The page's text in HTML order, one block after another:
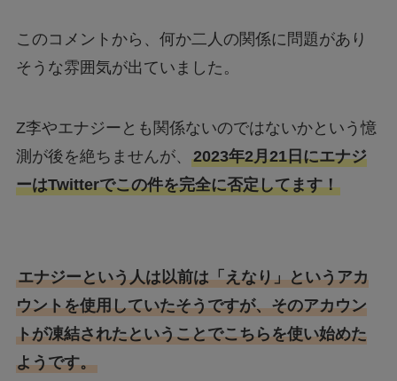
このコメントから、何か二人の関係に問題があり
そうな雰囲気が出ていました。
Z李やエナジーとも関係ないのではないかという憶
測が後を絶ちませんが、 2023年2月21日にエナジ
ーはTwitterでこの件を完全に否定してます！
エナジーという人は以前は「えなり」というアカ
ウントを使用していたそうですが、そのアカウン
トが凍結されたということでこちらを使い始めた
ようです。